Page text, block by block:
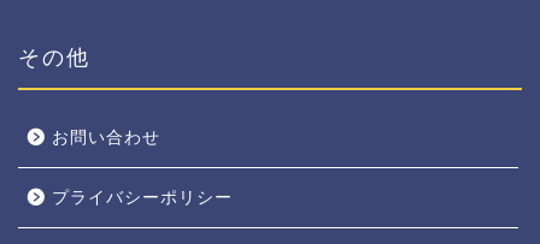
その他
お問い合わせ
プライバシーポリシー